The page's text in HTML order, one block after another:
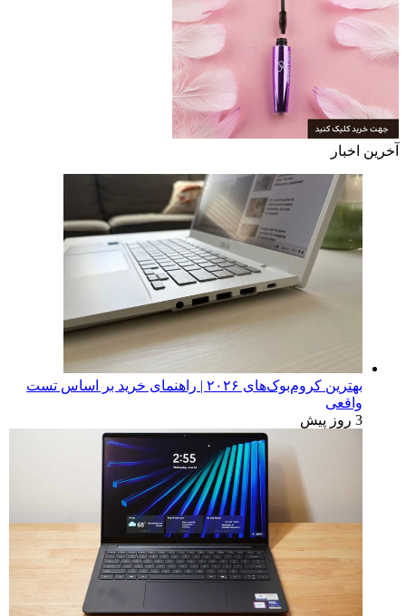
آخرین اخبار
بهترین کروم‌بوک‌های ۲۰۲۶ | راهنمای خرید بر اساس تست
واقعی
3 روز پیش